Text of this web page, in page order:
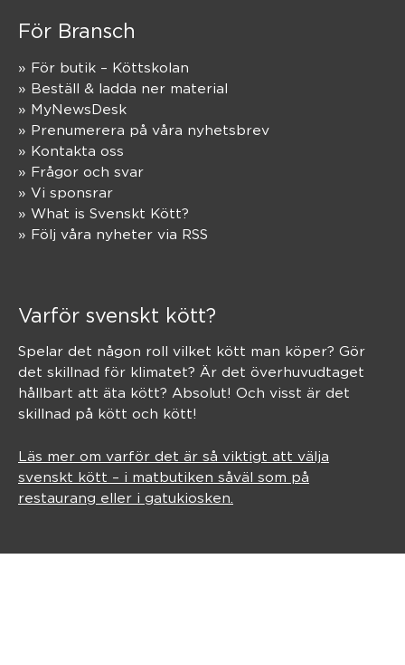
För Bransch
» För butik – Köttskolan
» Beställ & ladda ner material
» MyNewsDesk
» Prenumerera på våra nyhetsbrev
» Kontakta oss
» Frågor och svar
» Vi sponsrar
» What is Svenskt Kött?
» Följ våra nyheter via RSS
Varför svenskt kött?
Spelar det någon roll vilket kött man köper? Gör
det skillnad för klimatet? Är det överhuvudtaget
hållbart att äta kött? Absolut! Och visst är det
skillnad på kött och kött!
Läs mer om varför det är så viktigt att välja
svenskt kött – i matbutiken såväl som på
restaurang eller i gatukiosken.